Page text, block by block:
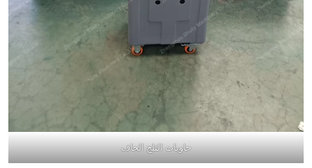
حاويات الثلج الجاف
Urdu
Greek
Italian